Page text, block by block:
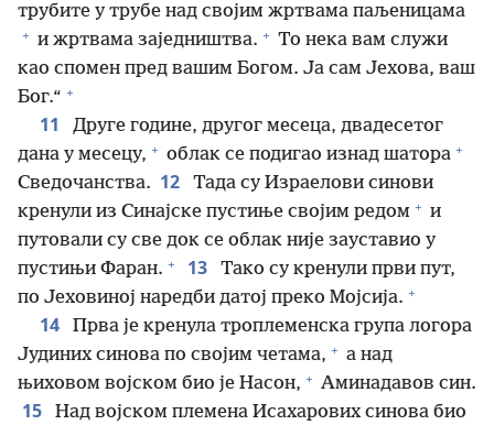
трубите у трубе над својим жртвама паљеницама
+ и жртвама заједништва. + То нека вам служи
као спомен пред вашим Богом. Ја сам Јехова, ваш
Бог.“ +
11
Друге године, другог месеца, двадесетог
дана у месецу, + облак се подигао изнад шатора +
Сведочанства. 12
Тада су Израелови синови
кренули из Синајске пустиње својим редом + и
путовали су све док се облак није зауставио у
пустињи Фаран. + 13
Тако су кренули први пут,
по Јеховиној наредби датој преко Мојсија. +
14
Прва је кренула троплеменска група логора
Јудиних синова по својим четама, + а над
њиховом војском био је Насон, + Аминадавов син.
15
Над војском племена Исахарових синова био